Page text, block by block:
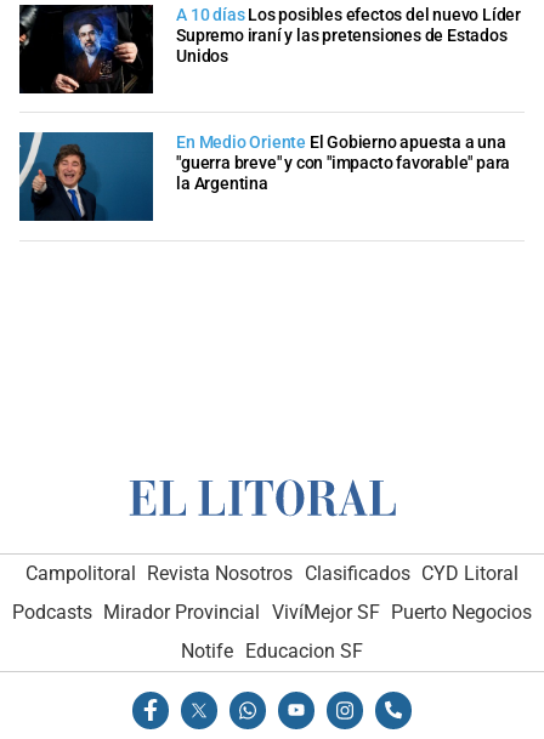
A 10 días Los posibles efectos del nuevo Líder
Supremo iraní y las pretensiones de Estados
Unidos
En Medio Oriente El Gobierno apuesta a una
"guerra breve" y con "impacto favorable" para
la Argentina
Campolitoral Revista Nosotros Clasificados CYD Litoral
Podcasts Mirador Provincial VivíMejor SF Puerto Negocios
Notife
Educacion SF